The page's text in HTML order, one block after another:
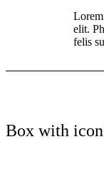
elit.
felis
Box with